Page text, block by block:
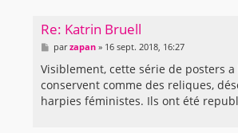
Re: Katrin Bruell
M
e
s
s
a
g
e
parzapan» 16 sept. 2018, 16:27
Visiblement, cette série de posters
conservent comme des reliques,
harpies féministes. Ils ont été